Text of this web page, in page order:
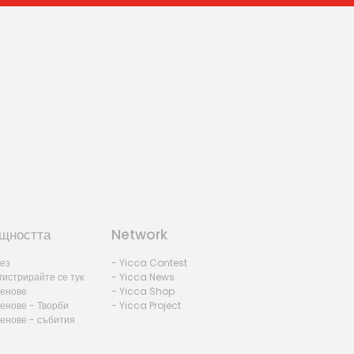
се тук
- Творби
- събития
Network
- Yicca Contest
- Yicca News
- Yicca Shop
- Yicca Project